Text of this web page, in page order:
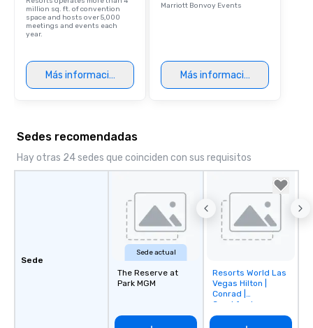
million sq. ft. of convention
space and hosts over 5,000
meetings and events each
year.
Más información
Marriott Bonvoy Events
Más información
Sedes recomendadas
Hay otras 24 sedes que coinciden con sus requisitos
Sede
Sede actual
The Reserve at
Park MGM
Removed from
favorites
Resorts World Las
Vegas Hilton |
Conrad |
Crockfords